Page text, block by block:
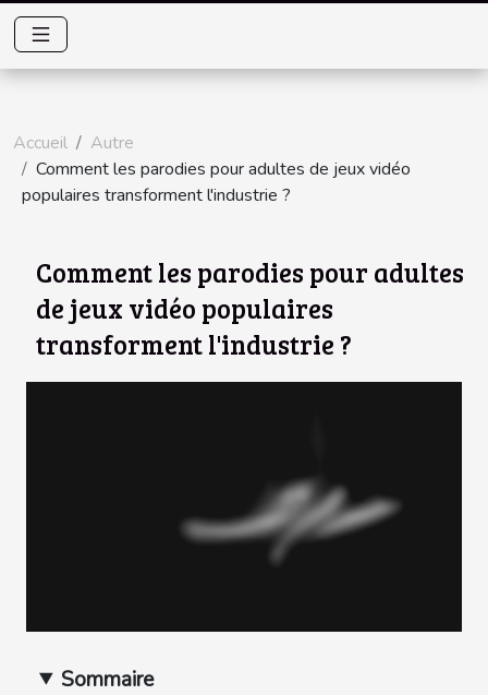
Accueil
Autre
Comment les parodies pour adultes de jeux vidéo
populaires transforment l'industrie ?
Comment les parodies pour adultes
de jeux vidéo populaires
transforment l'industrie ?
Sommaire